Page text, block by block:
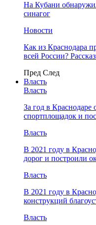
На Кубани
синагог
Новости
Как из Краснодара
всей России?
Пред След
Власть
Власть
За год в Краснодаре
спортплощадок и
Власть
В 2021 году в
дорог и построили
Власть
В 2021 году в
конструкций
Власть